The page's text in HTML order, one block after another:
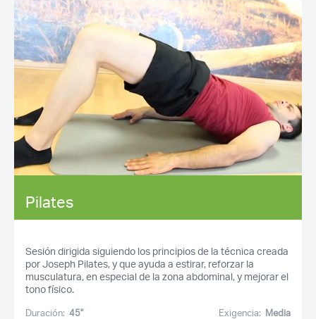
Pilates
Sesión dirigida siguiendo los principios de la técnica creada
por Joseph Pilates, y que ayuda a estirar, reforzar la
musculatura, en especial de la zona abdominal, y mejorar el
tono físico.
Duración: 45'' Exigencia: Media